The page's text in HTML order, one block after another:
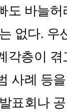
도 바늘허
없다. 우
각층이 겪
사례 등
표회나